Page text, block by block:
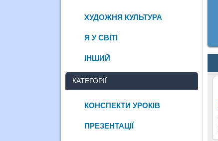
ХУДОЖНЯ КУЛЬТУРА
Я У СВІТІ
ІНШИЙ
КАТЕГОРІЇ
КОНСПЕКТИ УРОКІВ
ПРЕЗЕНТАЦІЇ